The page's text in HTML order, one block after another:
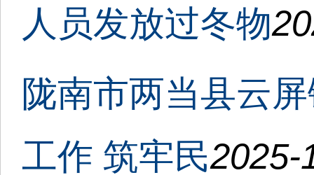
人员发放过冬物
陇南市两当县云
工作 筑牢民2025-